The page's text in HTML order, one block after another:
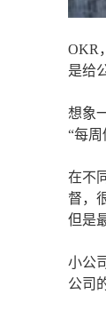
OKR
是给
想象
“每周
在不
督，
但是
小公
公司